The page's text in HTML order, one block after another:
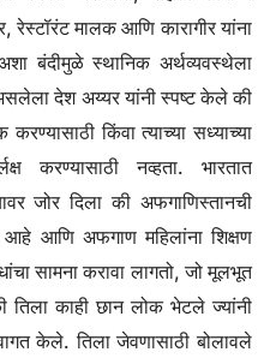
रेस्टॉरंट मालक आणि कारागीर यांना
बंदीमुळे स्थानिक अर्थव्यवस्थेला
देश अय्यर यांनी स्पष्ट केले की
किंवा त्याच्या सध्याच्या
करण्यासाठी नव्हता. भारतात
जोर दिला की अफगाणिस्तानची
आहे आणि अफगाण महिलांना शिक्षण
सामना करावा लागतो, जो मूलभूत
तिला काही छान लोक भेटले ज्यांनी
केले. तिला जेवणासाठी बोलावले